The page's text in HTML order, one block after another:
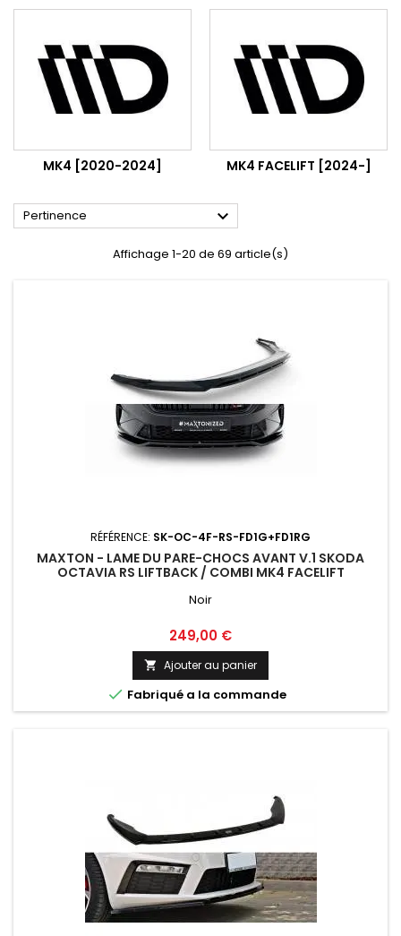
MK4 [2020-2024] MK4 FACELIFT [2024-]
Pertinence 
Affichage 1-20 de 69 article(s)
RÉFÉRENCE: SK-OC-4F-RS-FD1G+FD1RG
MAXTON - LAME DU PARE-CHOCS AVANT V.1 SKODA
OCTAVIA RS LIFTBACK / COMBI MK4 FACELIFT
Noir
Prix
249,00 €
 Ajouter au panier
 Fabriqué a la commande